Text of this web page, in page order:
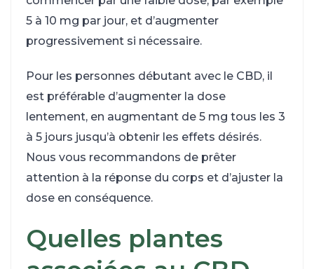
5 à 10 mg par jour, et d’augmenter
progressivement si nécessaire.
Pour les personnes débutant avec le CBD, il
est préférable d’augmenter la dose
lentement, en augmentant de 5 mg tous les 3
à 5 jours jusqu’à obtenir les effets désirés.
Nous vous recommandons de prêter
attention à la réponse du corps et d’ajuster la
dose en conséquence.
Quelles plantes